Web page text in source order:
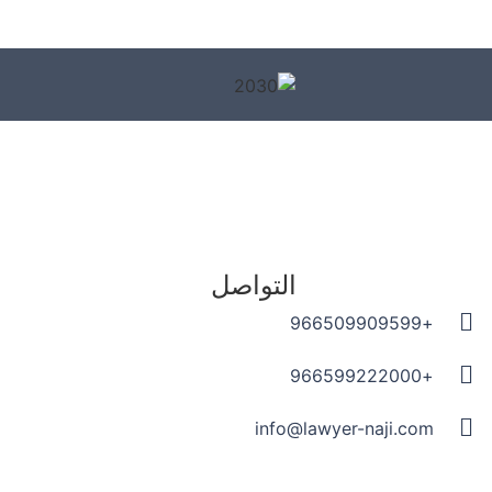
التواصل
+966509909599
+966599222000
info@lawyer-naji.com